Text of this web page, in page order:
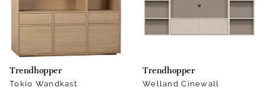
Trendhopper
Tokio Wandkast
Trendhopper
Welland Cinewall